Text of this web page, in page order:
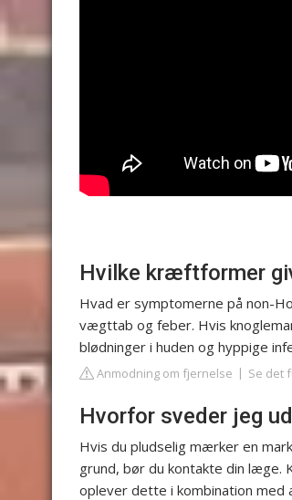
Hvilke kræftformer
Hvad er symptomerne på non-
vægttab og feber. Hvis
blødninger i huden og hyppige
Anmodning om fjernelse Se det
Hvorfor sveder jeg
Hvis du pludselig mærker en
grund, bør du kontakte din læge.
oplever dette i kombination